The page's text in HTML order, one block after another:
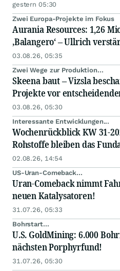
gestern 05:30
Zwei Europa-Projekte im Fokus
Aurania Resources: 1,26 Mio.
‚Balangero‘ – Ullrich
03.08.26, 05:35
Zwei Wege zur Produktion...
Skeena baut – Vizsla
Projekte vor
03.08.26, 05:30
Interessante Entwicklungen...
Wochenrückblick KW 31-
Rohstoffe bleiben das
02.08.26, 14:54
US-Uran-Comeback...
Uran-Comeback nimmt
neuen Katalysatoren!
31.07.26, 05:33
Bohrstart...
U.S. GoldMining: 6.000
nächsten Porphyrfund!
31.07.26, 05:30